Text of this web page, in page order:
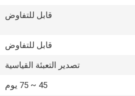
قابل للتفاوض
قابل للتفاوض
تصدير التعبئة القياسية
45 ~ 75 يوم